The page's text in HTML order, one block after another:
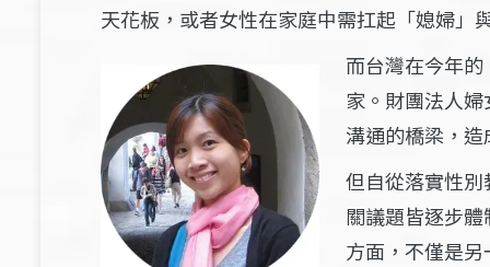
天花板，或者女性在家庭中需扛起「媳婦」
而台灣在今年
家。財團法人
溝通的橋梁，
但自從落實性
關議題皆逐步
方面，不僅是